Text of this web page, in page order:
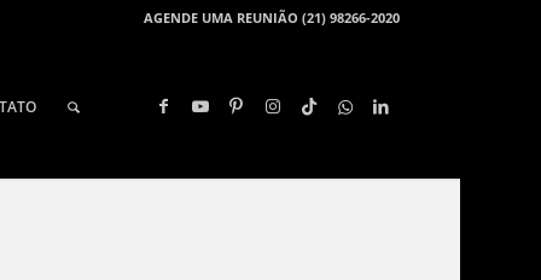
AGENDE UMA REUNIÃO (21) 98266-2020